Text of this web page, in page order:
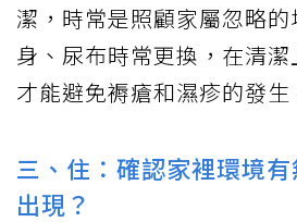
潔，時常是照顧家屬忽略
身、尿布時常更換，在清潔
才能避免褥瘡和濕疹的發生
三、住：確認家裡環境
出現？